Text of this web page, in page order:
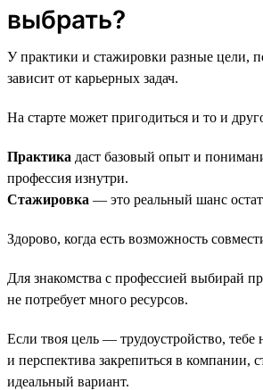
выбрать?
У практики и стажировки разные цели,
зависит от карьерных задач.
На старте может пригодиться и то и
Практика даст базовый опыт и
профессия изнутри.
Стажировка — это реальный шанс
Здорово, когда есть возможность
Для знакомства с профессией выбирай
не потребует много ресурсов.
Если твоя цель — трудоустройство,
и перспектива закрепиться в компании,
идеальный вариант.